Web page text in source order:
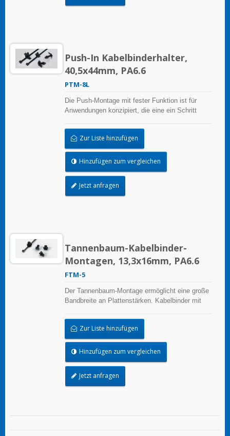
Push-In Kabelbinderhalter,
40,5x44mm, PA6.6
PTM-8L
Die Push-Montage mit fester Funktion ist für
Anwendungen konzipiert, die eine ein Schritt
in ein Loch erfordern. Aufgrund des verlängerten
Kopfes können die Bündel in einem Abstand vom
Panel positioniert werden.
Zur Liste hinzufügen
Hinzufügen zum vergleichen
Jetzt anfragen
Tannenbaum-Kabelbinder-
Montagen, 13,3x16mm, PA6.6
FTM-5
Der Tannenbaum-Montage ermöglicht eine große
Bandbreite an Plattenstärken. Kabelbinder mit
Bündeln und Halten von Gegenständen, sondern
auch zum Fixieren an den Platten. Diese
Kabelbinder-Montagen finden in einer Vielzahl
anderer Anwendungen Verwendung.
Zur Liste hinzufügen
Hinzufügen zum vergleichen
Jetzt anfragen